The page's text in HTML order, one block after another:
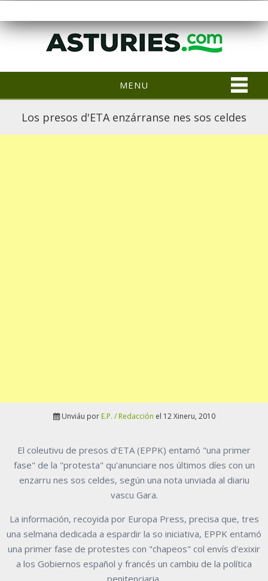
MENU
Los presos d'ETA enzárranse nes sos celdes
Unviáu por E.P. / Redacción el 12 Xineru, 2010
El coleutivu de presos d'ETA (EPPK) entamó "una primer
fase" de la "protesta" qu'anunciare nos últimos díes con un
enzarru nes sos celdes, según una nota unviada al diariu
vascu Gara.
La información, recoyida por Europa Press, precisa que, tres
una selmana dedicada a espardir la so iniciativa, EPPK entamó
una primer fase de protestes con "chapeos" col envís d'exixir
a los Gobiernos español y francés un cambiu de la política